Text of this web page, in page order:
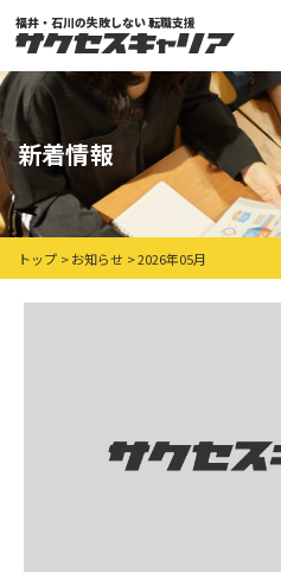
福井・石川の失敗しない 転職支援
新着情報
トップ お知らせ 2026年05月